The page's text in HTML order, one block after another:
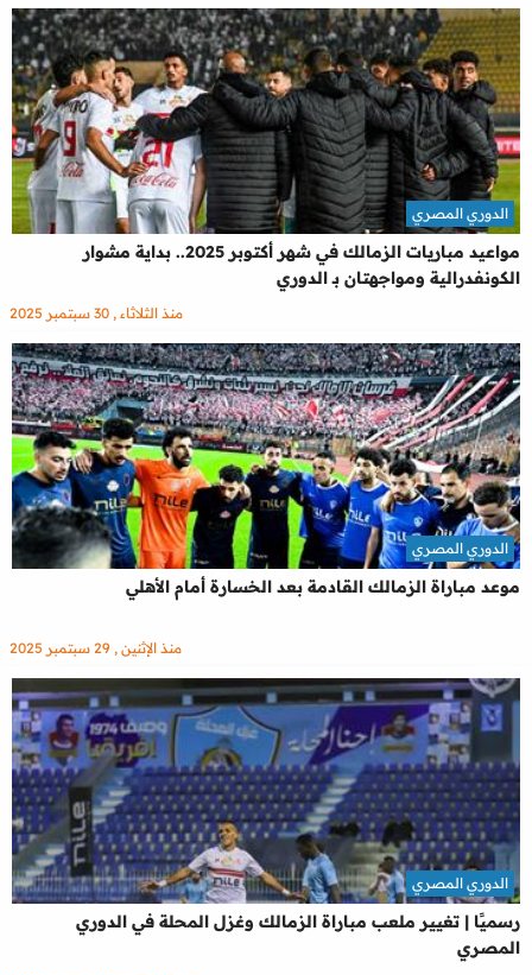
مواعيد مباريات الزمالك في شهر أكتوبر 2025.. بداية مشوار
الكونفدرالية ومواجهتان بـ الدوري
الدوري المصري
منذ الثلاثاء , 30 سبتمبر 2025
موعد مباراة الزمالك القادمة بعد الخسارة أمام الأهلي
الدوري المصري
منذ الإثنين , 29 سبتمبر 2025
رسميًا | تغيير ملعب مباراة الزمالك وغزل المحلة في الدوري
المصري
الدوري المصري